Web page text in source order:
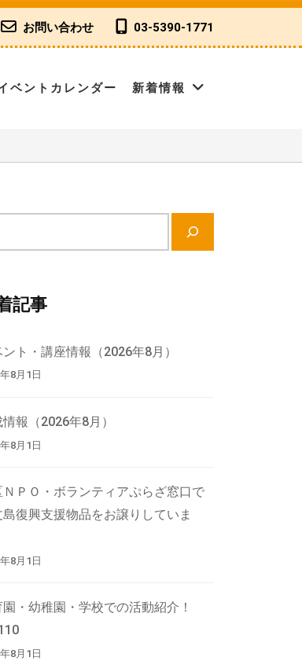
お問い合わせ 03-5390-1771
ベントカレンダー 新着情報
記事
ント・講座情報（2026年8月）
8月1日
報（2026年8月）
8月1日
ＮＰＯ・ボランティアぷらざ窓口で
島復興支援物品をお譲りしていま
8月1日
・幼稚園・学校での活動紹介！
8月1日